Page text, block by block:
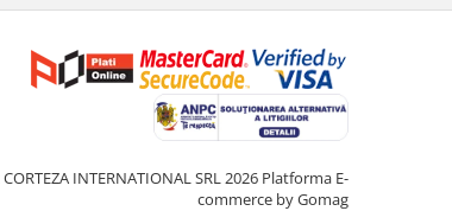
INTERNATIONAL SRL 2026 Platforma E-
commerce by Gomag